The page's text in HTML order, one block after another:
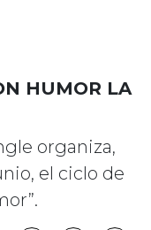
HUMOR LA
organiza,
el ciclo de